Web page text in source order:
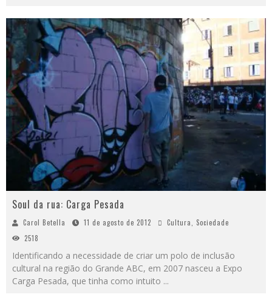
Soul da rua: Carga Pesada
Carol Betella 11 de agosto de 2012 Cultura
Sociedade
2518
Identificando a necessidade de criar um polo de inclusão
cultural na região do Grande ABC, em 2007 nasceu a Expo
Carga Pesada, que tinha como intuito ...